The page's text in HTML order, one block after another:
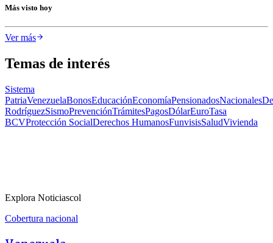
Más visto hoy
Ver más
Temas de interés
Sistema
PatriaVenezuelaBonosEducaciónEconomíaPensionadosNacionales
RodríguezSismoPrevenciónTrámitesPagosDólarEuroTasa
BCVProtección SocialDerechos HumanosFunvisisSaludVivienda
Explora Noticiascol
Cobertura nacional